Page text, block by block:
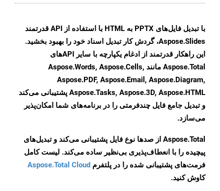
با تبدیل فایل‌های PPTX به HTML با استفاده از API قدرتمند
Aspose.Slides، گردش کار تبدیل اسناد خود را بهبود بخشید.
این راهکار قدرتمند از ادغام یکپارچه با سایر APIهای
Aspose.Total مانند Aspose.Words, Aspose.Cells,
Aspose.PDF, Aspose.Email, Aspose.Diagram,
Aspose.Tasks, Aspose.3D, Aspose.HTML پشتیبانی می‌کند
و تبدیل جامع فایل چندفرمتی را در برنامه‌های شما امکان‌پذیر
می‌سازد.
Aspose.Total از صدها نوع فایل پشتیبانی می‌کند و تبدیل‌های
پیچیده را با انعطاف‌پذیری بی‌نظیر ساده می‌کند. لیست کامل
فرمت‌های پشتیبانی شده را در پلتفرم Aspose.Total Cloud
کاوش کنید.